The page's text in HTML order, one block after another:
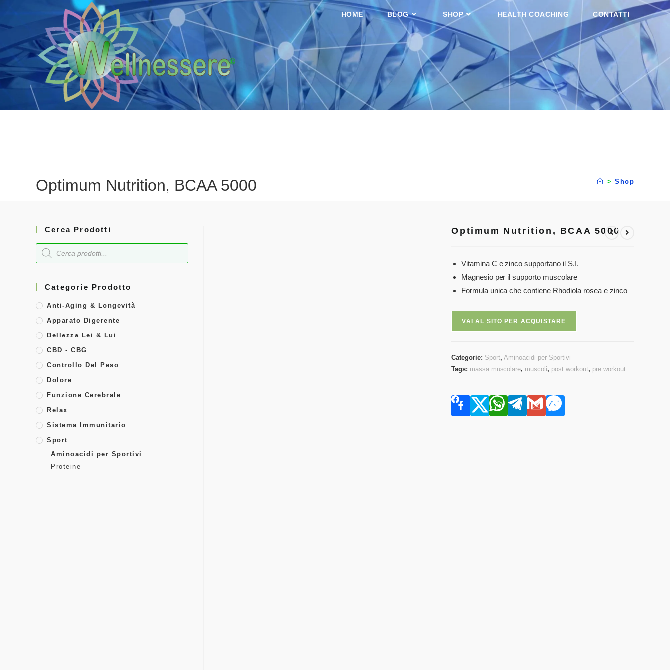
HOME BLOG SHOP HEALTH COACHING CONTATTI
Optimum Nutrition, BCAA 5000 > Shop
Optimum Nutrition, BCAA 5000
Vitamina C e zinco supportano il S.I.
Magnesio per il supporto muscolare
Formula unica che contiene Rhodiola rosea e zinco
VAI AL SITO PER ACQUISTARE
Categorie: Sport,Aminoacidi per Sportivi
Tags: massa muscolare, muscoli, post workout, pre workout
Cerca Prodotti
Categorie Prodotto
Anti-Aging & Longevità
Apparato Digerente
Bellezza Lei & Lui
CBD - CBG
Controllo Del Peso
Dolore
Funzione Cerebrale
Relax
Sistema Immunitario
Sport
Aminoacidi per Sportivi
Proteine